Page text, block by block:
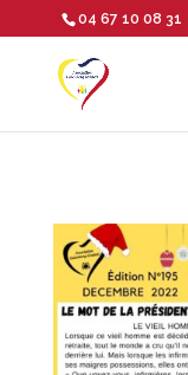
Ouvrir la barre d’outils
04 67 10 08 31